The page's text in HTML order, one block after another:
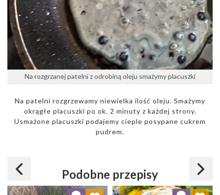
Na rozgrzanej patelni z odrobiną oleju smażymy placuszki
Na patelni rozgrzewamy niewielka ilość oleju. Smażymy
okrągłe placuszki po ok. 2 minuty z każdej strony.
Usmażone placuszki podajemy cieple posypane cukrem
pudrem.
Podobne przepisy
Dodaj do ulubionych Dodaj do ulubionych